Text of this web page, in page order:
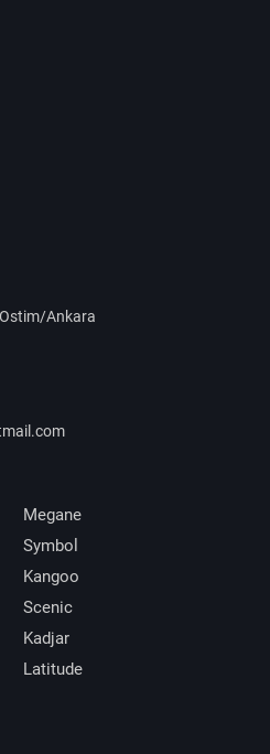
Ostim/Ankara
Megane
Symbol
Kangoo
Scenic
Kadjar
Latitude